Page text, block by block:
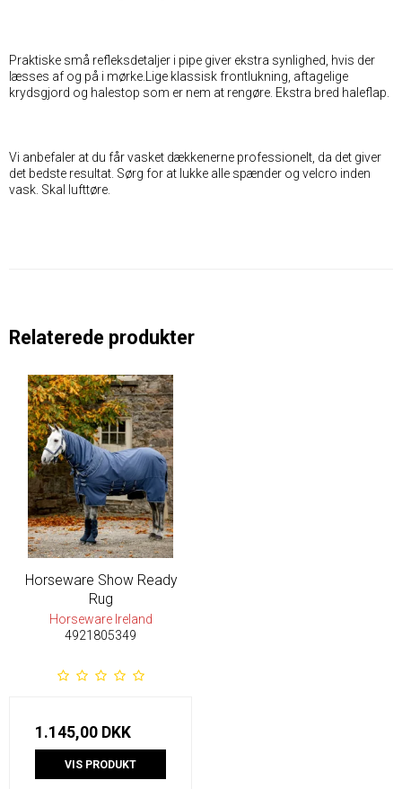
Praktiske små refleksdetaljer i pipe giver ekstra synlighed, hvis der
læsses af og på i mørke.Lige klassisk frontlukning, aftagelige
krydsgjord og halestop som er nem at rengøre. Ekstra bred haleflap.
Vi anbefaler at du får vasket dækkenerne professionelt, da det giver
det bedste resultat. Sørg for at lukke alle spænder og velcro inden
vask. Skal lufttøre.
Relaterede produkter
Horseware Show Ready
Rug
Horseware Ireland
4921805349
1.145,00 DKK
VIS PRODUKT